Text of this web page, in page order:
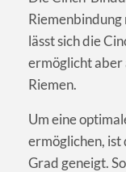
Riemenbindung
lässt sich die
ermöglicht aber
Riemen.
Um eine
ermöglichen, ist
Grad geneigt.